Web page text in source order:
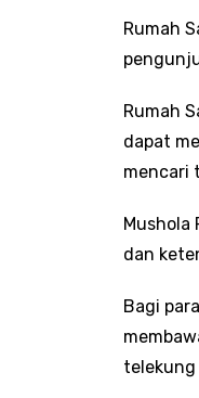
Rumah
Rumah
dapat
mencari
Mushola
dan
Bagi
telekung